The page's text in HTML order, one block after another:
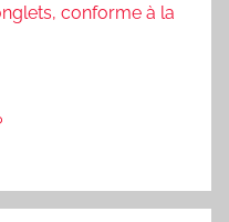
conforme à la